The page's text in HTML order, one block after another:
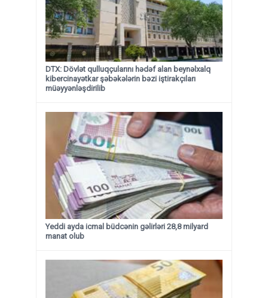
DTX: Dövlət qulluqçularını hədəf alan beynəlxalq
kibercinayətkar şəbəkələrin bəzi iştirakçıları
müəyyənləşdirilib
Yeddi ayda icmal büdcənin gəlirləri 28,8 milyard
manat olub